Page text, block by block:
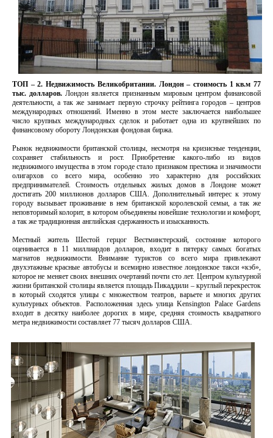
ТОП – 2. Недвижимость Великобритании. Лондон – стоимость 1 кв.м 77
тыс. долларов. Лондон является признанным мировым центром финансовой
деятельности, а так же занимает первую строчку рейтинга городов – центров
международных отношений. Именно в этом месте заключается наибольшее
число крупных международных сделок и работает одна из крупнейших по
финансовому обороту Лондонская фондовая биржа.
Рынок недвижимости британской столицы, несмотря на кризисные тенденции,
сохраняет стабильность и рост. Приобретение какого-либо из видов
недвижимого имущества в этом городе стало признаком престижа и значимости
олигархов со всего мира, особенно это характерно для российских
предпринимателей. Стоимость отдельных жилых домов в Лондоне может
достигать 200 миллионов долларов США. Дополнительный интерес к этому
городу вызывает проживание в нем британской королевской семьи, а так же
неповторимый колорит, в котором объединены новейшие технологии и комфорт,
а так же традиционная английская сдержанность и изысканность.
Местный житель Шестой герцог Вестминстерский, состояние которого
оценивается в 11 миллиардов долларов, входит в пятерку самых богатых
магнатов недвижимости. Внимание туристов со всего мира привлекают
двухэтажные красные автобусы и всемирно известное лондонское такси «кэб»,
которое не меняет своих внешних очертаний почти сто лет. Центром культурной
жизни британской столицы является площадь Пикаддили – круглый перекресток
в который сходятся улицы с множеством театров, варьете и многих других
культурных объектов. Расположенная здесь улица Kensington Palace Gardens
входит в десятку наиболее дорогих в мире, средняя стоимость квадратного
метра недвижимости составляет 77 тысяч долларов США.